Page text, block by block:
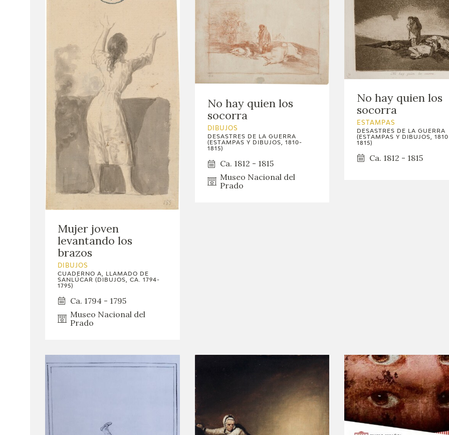
Mujer joven
levantando los
brazos
DIBUJOS
CUADERNO A, LLAMADO DE
SANLÚCAR (DIBUJOS, CA. 1794-
1795)
Ca. 1794 - 1795
Museo Nacional del
Prado
No hay quien los
socorra
DIBUJOS
DESASTRES DE LA GUERRA
(ESTAMPAS Y DIBUJOS, 1810-
1815)
Ca. 1812 - 1815
Museo Nacional del
Prado
No hay quien los
socorra
ESTAMPAS
DESASTRES DE LA GUERRA
(ESTAMPAS Y DIBUJOS,
1815)
Ca. 1812 - 1815